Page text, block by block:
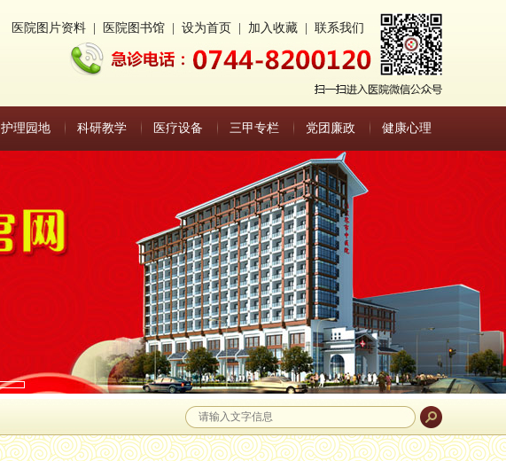
医院图片资料 医院图书馆 设为首页 加入收藏 联系我们
护理园地 科研教学 医疗设备 三甲专栏 党团廉政 健康心理